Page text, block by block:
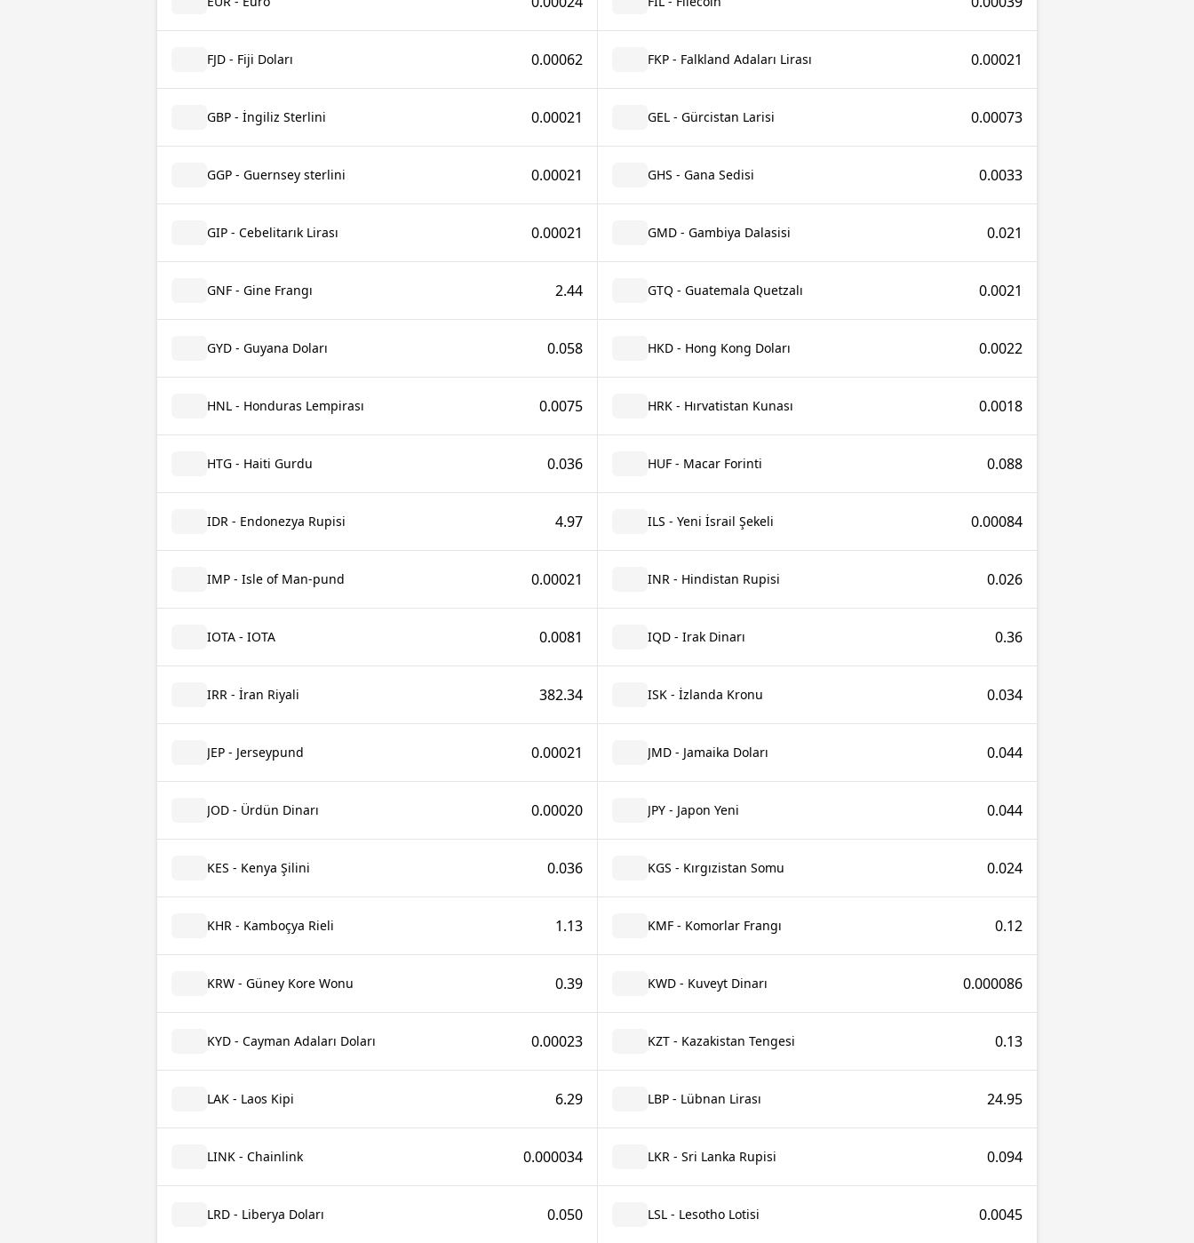
FJD - Fiji Doları 0.00062 FKP - Falkland Adaları Lirası 0.00021
GBP - İngiliz Sterlini 0.00021 GEL - Gürcistan Larisi 0.00073
GGP - Guernsey sterlini 0.00021 GHS - Gana Sedisi 0.0033
GIP - Cebelitarık Lirası 0.00021 GMD - Gambiya Dalasisi 0.021
GNF - Gine Frangı 2.44 GTQ - Guatemala Quetzalı 0.0021
GYD - Guyana Doları 0.058 HKD - Hong Kong Doları 0.0022
HNL - Honduras Lempirası 0.0075 HRK - Hırvatistan Kunası 0.0018
HTG - Haiti Gurdu 0.036 HUF - Macar Forinti 0.088
IDR - Endonezya Rupisi 4.97 ILS - Yeni İsrail Şekeli 0.00084
IMP - Isle of Man-pund 0.00021 INR - Hindistan Rupisi 0.026
IOTA - IOTA 0.0081 IQD - Irak Dinarı 0.36
IRR - İran Riyali 382.34 ISK - İzlanda Kronu 0.034
JEP - Jerseypund 0.00021 JMD - Jamaika Doları 0.044
JOD - Ürdün Dinarı 0.00020 JPY - Japon Yeni 0.044
KES - Kenya Şilini 0.036 KGS - Kırgızistan Somu 0.024
KHR - Kamboçya Rieli 1.13 KMF - Komorlar Frangı 0.12
KRW - Güney Kore Wonu 0.39 KWD - Kuveyt Dinarı 0.000086
KYD - Cayman Adaları Doları 0.00023 KZT - Kazakistan Tengesi 0.13
LAK - Laos Kipi 6.29 LBP - Lübnan Lirası 24.95
LINK - Chainlink 0.000034 LKR - Sri Lanka Rupisi 0.094
LRD - Liberya Doları 0.050 LSL - Lesotho Lotisi 0.0045